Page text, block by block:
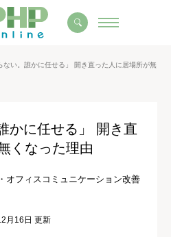
ない。誰かに任せる」 開き直った人に居場所が無
かに任せる」 開き直
くなった理由
オフィスコミュニケーション改善
月16日 更新